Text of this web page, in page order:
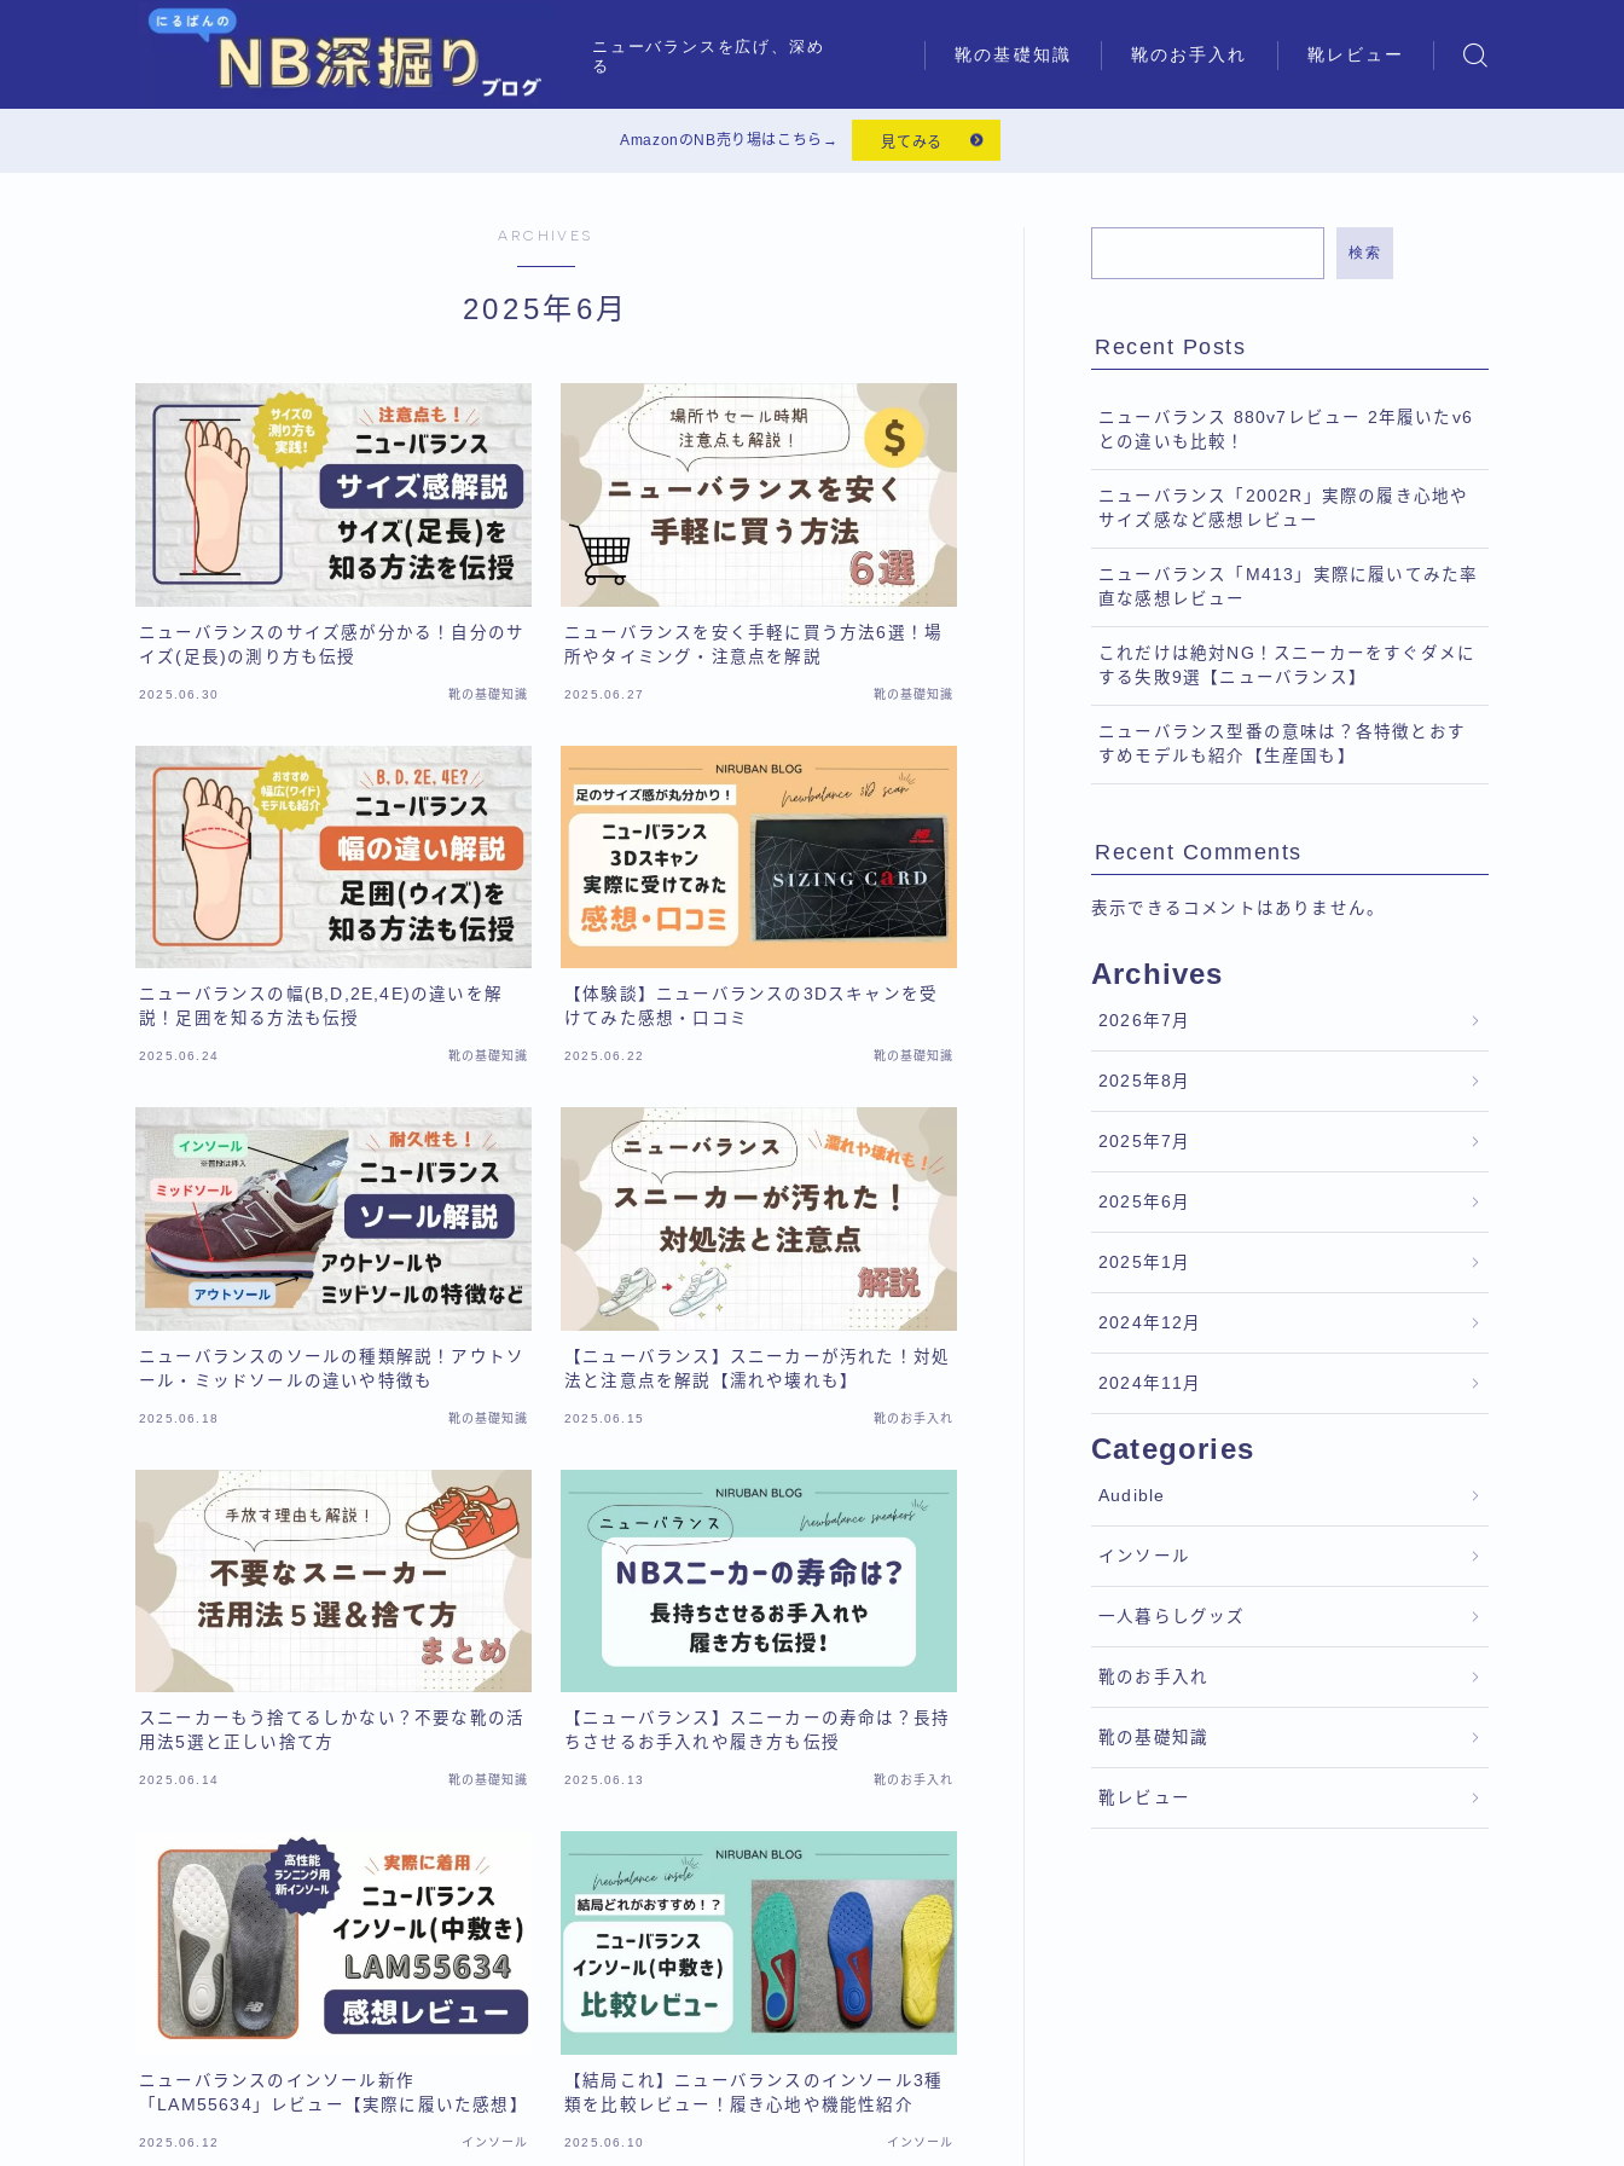
ニューバランスを広げ、深め
る
靴の基礎知識 靴のお手入れ 靴レビュー
AmazonのNB売り場はこちら→ 見てみる
ARCHIVES
2025年6月
ニューバランスのサイズ感が分かる！自分のサ
イズ(足長)の測り方も伝授
2025.06.30 靴の基礎知識
ニューバランスを安く手軽に買う方法6選！場
所やタイミング・注意点を解説
2025.06.27 靴の基礎知識
ニューバランスの幅(B,D,2E,4E)の違いを解
説！足囲を知る方法も伝授
2025.06.24 靴の基礎知識
【体験談】ニューバランスの3Dスキャンを受
けてみた感想・口コミ
2025.06.22 靴の基礎知識
ニューバランスのソールの種類解説！アウトソ
ール・ミッドソールの違いや特徴も
2025.06.18 靴の基礎知識
【ニューバランス】スニーカーが汚れた！対処
法と注意点を解説【濡れや壊れも】
2025.06.15 靴のお手入れ
スニーカーもう捨てるしかない？不要な靴の活
用法5選と正しい捨て方
2025.06.14 靴の基礎知識
【ニューバランス】スニーカーの寿命は？長持
ちさせるお手入れや履き方も伝授
2025.06.13 靴のお手入れ
ニューバランスのインソール新作
「LAM55634」レビュー【実際に履いた感想】
2025.06.12 インソール
【結局これ】ニューバランスのインソール3種
類を比較レビュー！履き心地や機能性紹介
2025.06.10 インソール
検索
Recent Posts
ニューバランス 880v7レビュー 2年履いたv6
との違いも比較！
ニューバランス「2002R」実際の履き心地や
サイズ感など感想レビュー
ニューバランス「M413」実際に履いてみた率
直な感想レビュー
これだけは絶対NG！スニーカーをすぐダメに
する失敗9選【ニューバランス】
ニューバランス型番の意味は？各特徴とおす
すめモデルも紹介【生産国も】
Recent Comments
表示できるコメントはありません。
Archives
2026年7月
2025年8月
2025年7月
2025年6月
2025年1月
2024年12月
2024年11月
Categories
Audible
インソール
一人暮らしグッズ
靴のお手入れ
靴の基礎知識
靴レビュー